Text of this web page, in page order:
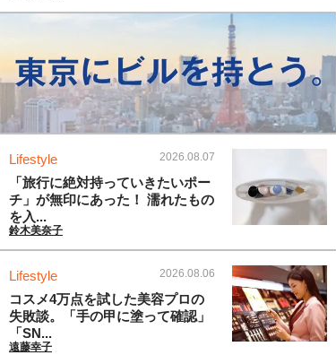
Lifestyle 2026.08.07
「旅行に絶対持っていきたいポー
チ」が無印にあった！ 濡れたもの
を入...
鈴木美奈子
Lifestyle 2026.08.06
コスメ4万点を試した美容プロの
失敗談。「手の甲に塗って確認」
「SN...
遠藤幸子